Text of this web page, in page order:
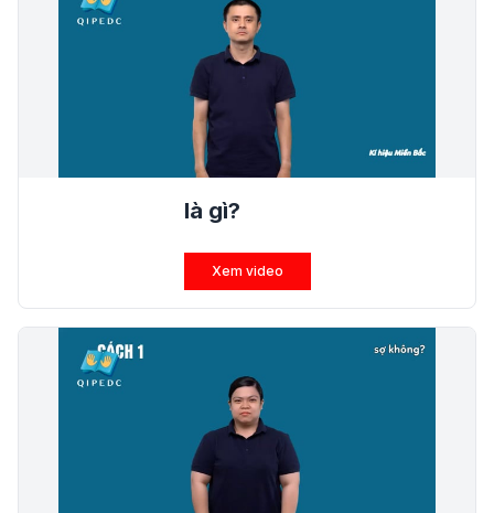
là gì?
Xem video